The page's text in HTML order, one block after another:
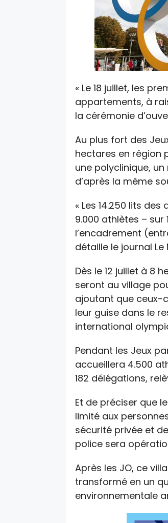
« Le 18 juillet, les
appartements, à
la cérémonie
Au plus fort des
hectares en région
une polyclinique,
d’après la même
« Les 14.250 lits
9.000 athlètes –
l’encadrement
détaille le journal Le
Dès le 12 juillet à 8
seront au village
ajoutant que ceux-
leur guise dans le
international
Pendant les Jeux
accueillera 4.500
182 délégations,
Et de préciser que
limité aux
sécurité privée et
police sera
Après les JO, ce
transformé en un
environnementale